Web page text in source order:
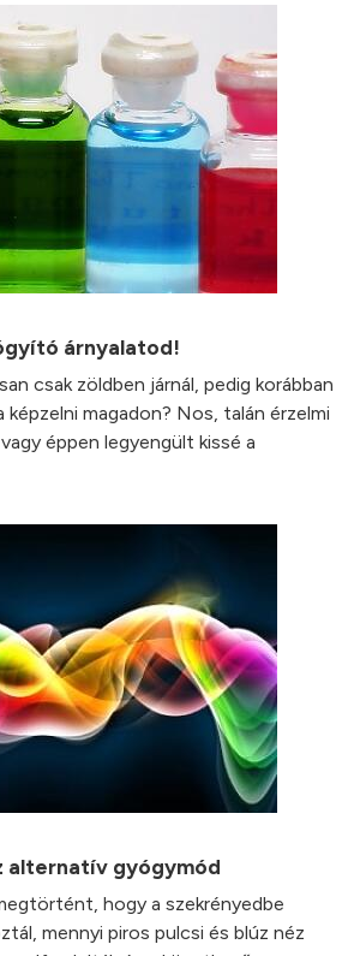
árnyalatod!
csak zöldben járnál, pedig korábban
magadon? Nos, talán érzelmi
éppen legyengült kissé a
alternatív gyógymód
hogy a szekrényedbe
mennyi piros pulcsi és blúz néz